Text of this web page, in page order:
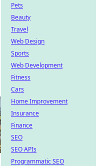
Pets
Beauty
Travel
Web Design
Sports
Web Development
Fitness
Cars
Home Improvement
Insurance
Finance
SEO
SEO APIs
Programmatic SEO